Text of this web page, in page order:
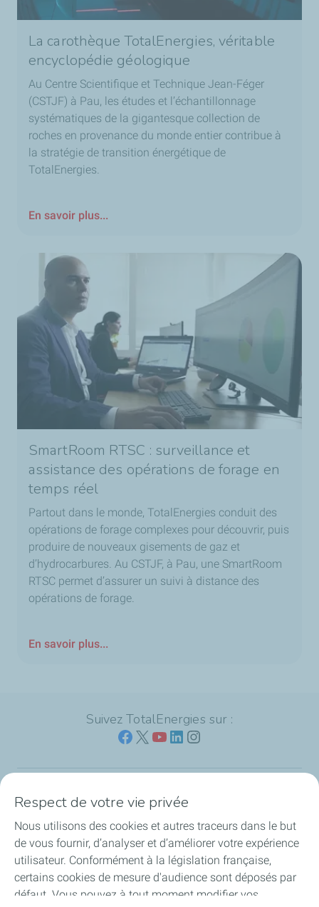
La carothèque TotalEnergies, véritable
encyclopédie géologique
Au Centre Scientifique et Technique Jean-Féger
(CSTJF) à Pau, les études et l’échantillonnage
systématiques de la gigantesque collection de
roches en provenance du monde entier contribue à
la stratégie de transition énergétique de
TotalEnergies.
En savoir plus...
SmartRoom RTSC : surveillance et
assistance des opérations de forage en
temps réel
Partout dans le monde, TotalEnergies conduit des
opérations de forage complexes pour découvrir, puis
produire de nouveaux gisements de gaz et
d’hydrocarbures. Au CSTJF, à Pau, une SmartRoom
RTSC permet d’assurer un suivi à distance des
opérations de forage.
En savoir plus...
Suivez TotalEnergies sur :
Nos sites
Notre engagement
Notre expertise
Respect de votre vie privée
Nous utilisons des cookies et autres traceurs dans le but
de vous fournir, d’analyser et d’améliorer votre expérience
utilisateur. Conformément à la législation française,
certains cookies de mesure d'audience sont déposés par
défaut. Vous pouvez à tout moment modifier vos